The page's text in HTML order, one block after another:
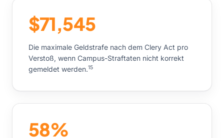
$71,545
Die maximale Geldstrafe nach dem Clery Act pro
Verstoß, wenn Campus-Straftaten nicht korrekt
gemeldet werden.15
58%